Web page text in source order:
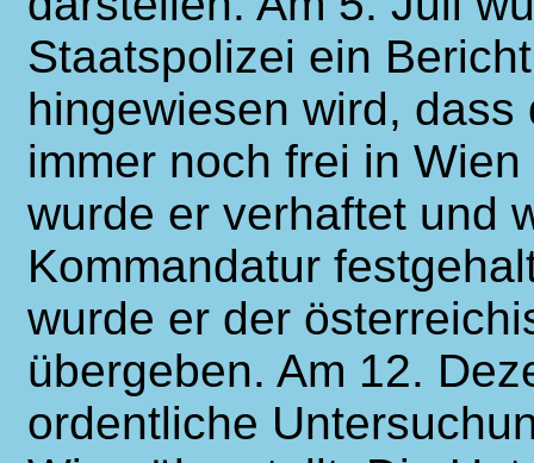
Staatspolizei ein
hingewiesen wird,
immer noch frei in
wurde er verhaftet und
Kommandatur
wurde er der
übergeben. Am 12.
ordentliche